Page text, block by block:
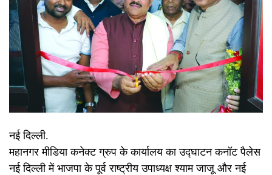
नई दिल्ली.
महानगर मीडिया कनेक्ट ग्रुप के कार्यालय का उद्घाटन कनॉट पैलेस
नई दिल्ली में भाजपा के पूर्व राष्ट्रीय उपाध्यक्ष श्याम जाजू और नई